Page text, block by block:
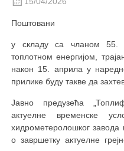
Поштовани
у складу са чланом 55.
топлотном енергијом,
након 15. априла у
прилике буду такве да
Јавно предузећа
актуелне временске
хидрометеролошког завода
о завршетку актуелне